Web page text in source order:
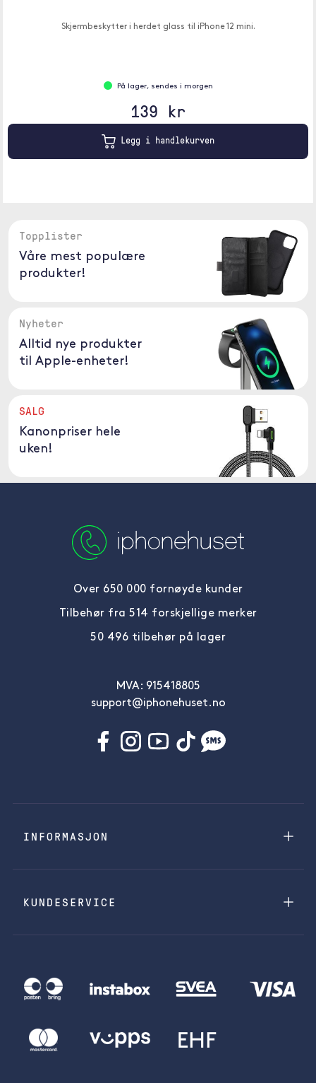
Skjermbeskytter i herdet glass til iPhone 12 mini.
På lager, sendes i morgen
139 kr
Legg i handlekurven
Topplister
Våre mest populære
produkter!
Nyheter
Alltid nye produkter
til Apple-enheter!
SALG
Kanonpriser hele
uken!
Over 650 000 fornøyde kunder
Tilbehør fra 514 forskjellige merker
50 496 tilbehør på lager
MVA: 915418805
support@iphonehuset.no
INFORMASJON
KUNDESERVICE